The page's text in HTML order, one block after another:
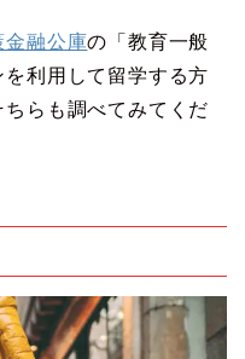
金融公庫の「教育一般
利用して留学する方
らも調べてみてくだ